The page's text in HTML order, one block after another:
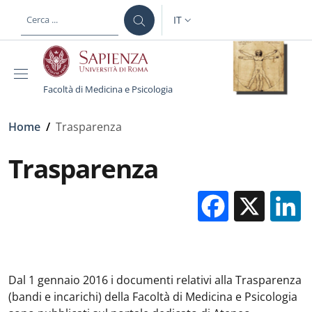
al contenuto principale
SELETTORE LINGUA:
IT
Facoltà di Medicina e Psicologia
Briciole di pane
Home / Trasparenza
Trasparenza
X
Dal 1 gennaio 2016 i documenti relativi alla Trasparenza
(bandi e incarichi) della Facoltà di Medicina e Psicologia